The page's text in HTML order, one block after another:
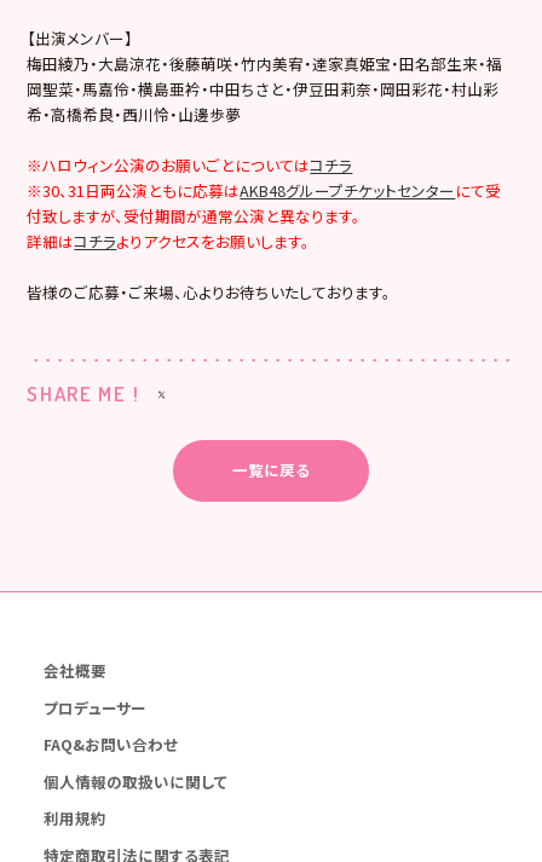
【出演メンバー】
梅田綾乃・大島涼花・後藤萌咲・竹内美宥・達家真姫宝・田名部生来・福
岡聖菜・馬嘉伶・横島亜衿・中田ちさと・伊豆田莉奈・岡田彩花・村山彩
希・高橋希良・西川怜・山邊歩夢
※ハロウィン公演のお願いごとについてはコチラ
※30、31日両公演ともに応募はAKB48グループチケットセンター にて受
付致しますが、受付期間が通常公演と異なります。
詳細はコチラよりアクセスをお願いします。
皆様のご応募・ご来場、心よりお待ちいたしております。
SHARE ME !
一覧に戻る
会社概要
プロデューサー
FAQ&お問い合わせ
個人情報の取扱いに関して
利用規約
特定商取引法に関する表記